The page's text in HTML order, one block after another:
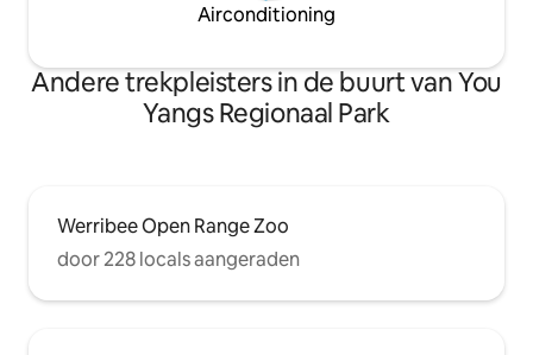
Airconditioning
Andere trekpleisters in de buurt van You
Yangs Regionaal Park
Werribee Open Range Zoo
door 228 locals aangeraden